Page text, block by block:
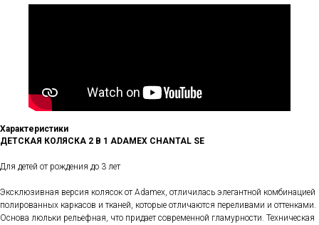
Характеристики
ДЕТСКАЯ КОЛЯСКА 2 В 1 ADAMEX CHANTAL SE
Для детей от рождения до 3 лет
Эксклюзивная версия колясок от Adamex, отличилась элегантной комбинацией
полированных каркасов и тканей, которые отличаются переливами и оттенками.
Основа люльки рельефная, что придает современной гламурности. Техническая